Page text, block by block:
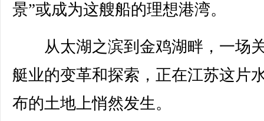
景”或成为这艘船的理想港湾。
从太湖之滨到金鸡湖畔，一场
艇业的变革和探索，正在江苏这片
布的土地上悄然发生。